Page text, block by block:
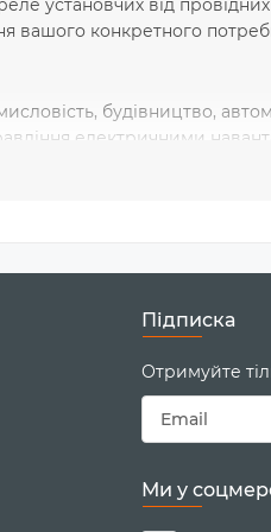
установчих від
вашого конкретного
будівництво,
електричними
магазині CENTROBUD.
Підписка
Отримуйте
Ми у